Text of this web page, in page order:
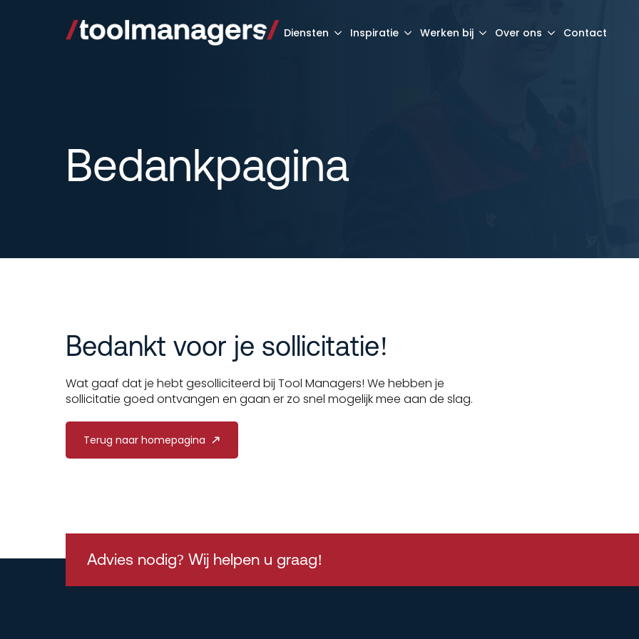
Diensten Inspiratie Werken bij Over ons Contact
Bedankpagina
Bedankt voor je sollicitatie!
Wat gaaf dat je hebt gesolliciteerd bij Tool Managers! We hebben je
sollicitatie goed ontvangen en gaan er zo snel mogelijk mee aan de slag.
Terug naar homepagina
Advies nodig? Wij helpen u graag!